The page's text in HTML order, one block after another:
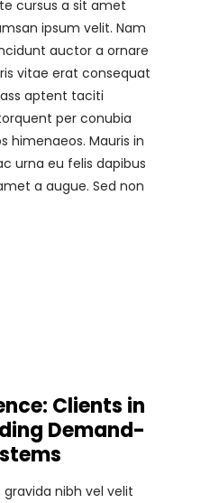
cursus a sit amet
ipsum velit. Nam
auctor a ornare
vitae erat consequat
aptent taciti
per conubia
himenaeos. Mauris in
urna eu felis dapibus
a augue. Sed non
Clients in
Demand-
gravida nibh vel velit